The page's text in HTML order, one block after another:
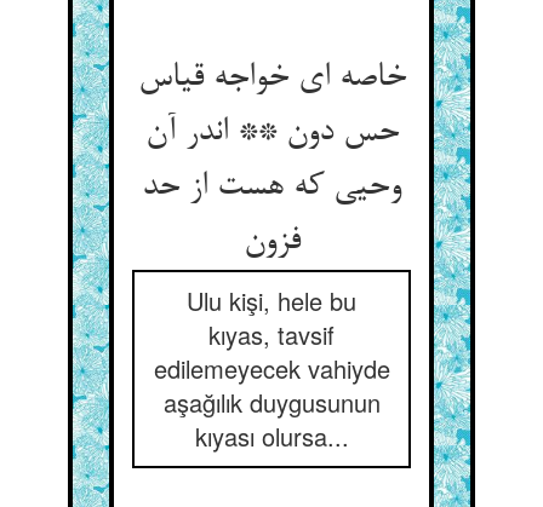
خاصه ای خواجه قیاس
حس دون ** اندر آن
وحیی که هست از حد
فزون‌‌
Ulu kişi, hele bu
kıyas, tavsif
edilemeyecek vahiyde
aşağılık duygusunun
kıyası olursa...